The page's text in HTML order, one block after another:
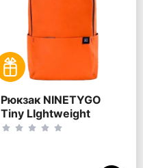
Рюкзак NINETYGO
Tiny LIghtweight
Casual, 15.6",